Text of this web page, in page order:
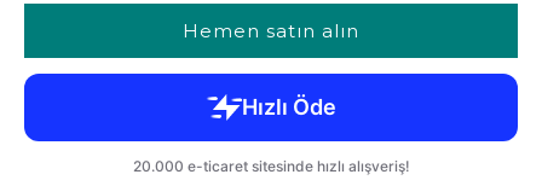
Hemen satın alın